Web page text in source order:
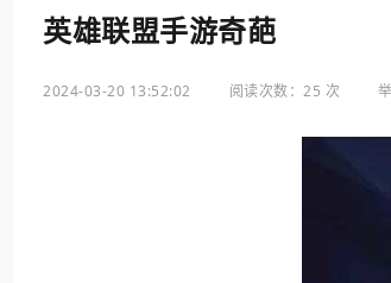
英雄联盟手游奇葩
2024-03-20 13:52:02 阅读次数：25 次